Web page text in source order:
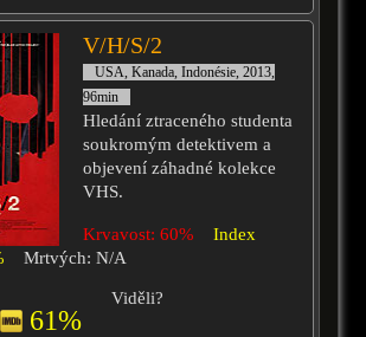
V/H/S/2
USA, Kanada, Indonésie, 2013,
96min
Hledání ztraceného studenta
soukromým detektivem a
objevení záhadné kolekce
VHS.
Krvavost: 60%
Index
Mrtvých: N/A
61%
Viděli?